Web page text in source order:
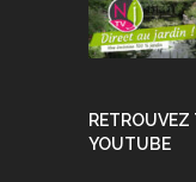
YOUTUBE